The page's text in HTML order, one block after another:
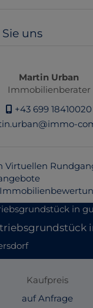
uns
Martin Urban
Immobilienberater
+43 699 18410020
Virtuellen
Kaufpreis
auf Anfrage